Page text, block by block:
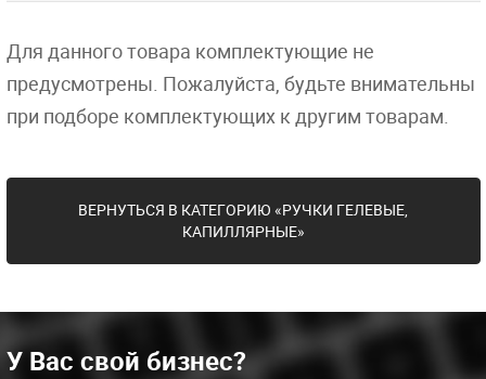
Для данного товара комплектующие не
предусмотрены. Пожалуйста, будьте внимательны
при подборе комплектующих к другим товарам.
ВЕРНУТЬСЯ В КАТЕГОРИЮ «РУЧКИ ГЕЛЕВЫЕ,
КАПИЛЛЯРНЫЕ»
У Вас свой бизнес?